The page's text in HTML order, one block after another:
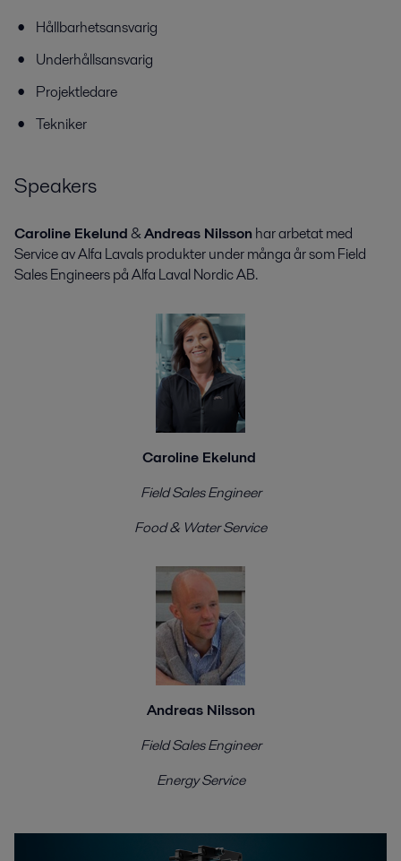
Hållbarhetsansvarig
Underhållsansvarig
Projektledare
Tekniker
Speakers
Caroline Ekelund &Andreas Nilsson har arbetat med
Service av Alfa Lavals produkter under många år som Field
Sales Engineers på Alfa Laval Nordic AB.
Caroline Ekelund
Field Sales Engineer
Food & Water Service
Andreas Nilsson
Field Sales Engineer
Energy Service